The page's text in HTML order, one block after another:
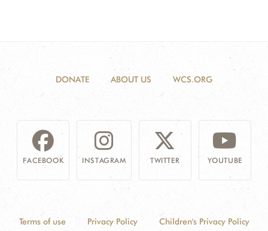
DONATE ABOUT US WCS.ORG
FACEBOOK INSTAGRAM TWITTER YOUTUBE
Terms of use Privacy Policy Children's Privacy Policy